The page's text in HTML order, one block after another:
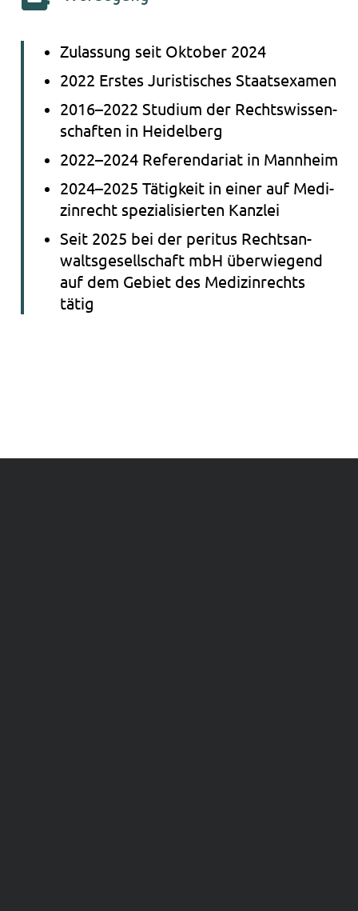
Zulas­sung seit Okto­ber 2024
2022 Ers­tes Juris­ti­sches Staats­examen
2016–2022 Stu­di­um der Rechts­wis­sen­
schaf­ten in Hei­del­berg
2022–2024 Refe­ren­da­ri­at in Mann­heim
2024–2025 Tätig­keit in einer auf Medi­
zin­recht spe­zia­li­sier­ten Kanz­lei
Seit 2025 bei der peri­tus Rechts­an­
walts­ge­sell­schaft mbH über­wie­gend
auf dem Gebiet des Medi­zin­rechts
tätig